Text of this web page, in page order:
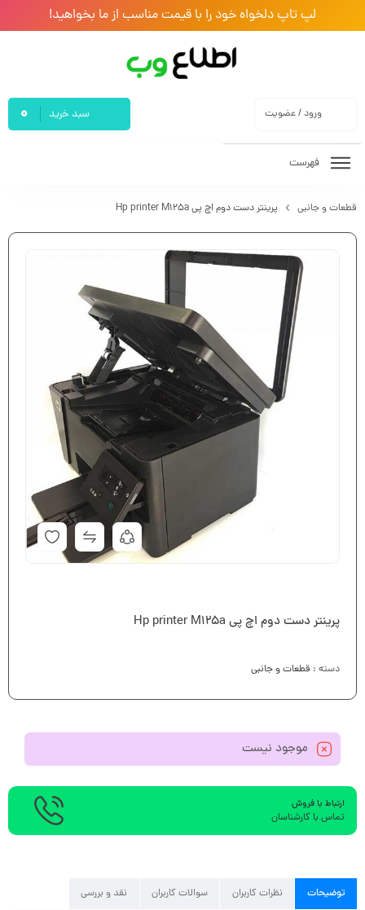
لپ تاپ دلخواه خود را با قیمت مناسب از ما بخواهید!
ورود / عضویت سبد خرید 0
فهرست
قطعات و جانبی پرینتر دست دوم اچ پی Hp printer M125a
پرینتر دست دوم اچ پی Hp printer M125a
دسته : قطعات و جانبی
موجود نیست
ارتباط با فروش
تماس با کارشناسان
توضیحات نظرات کاربران سوالات کاربران نقد و بررسی